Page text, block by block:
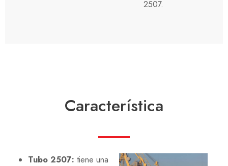
2507.
Característica
Tubo 2507: tiene una